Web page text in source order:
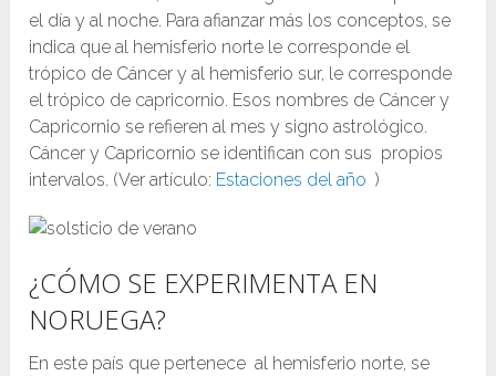
el día y al noche. Para afianzar más los conceptos, se
indica que al hemisferio norte le corresponde el
trópico de Cáncer y al hemisferio sur, le corresponde
el trópico de capricornio. Esos nombres de Cáncer y
Capricornio se refieren al mes y signo astrológico.
Cáncer y Capricornio se identifican con sus propios
intervalos. (Ver artículo: Estaciones del año )
¿CÓMO SE EXPERIMENTA EN
NORUEGA?
En este país que pertenece al hemisferio norte, se